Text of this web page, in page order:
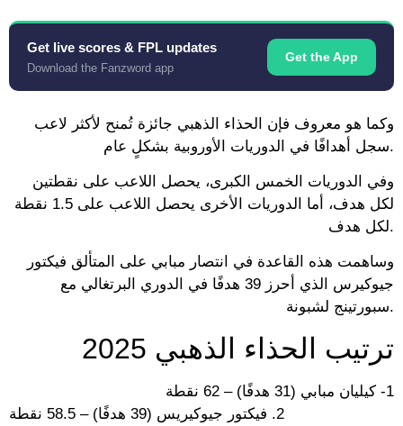
Get live scores & FPL updates
Download the Fanzword app
Get the App
وكما هو معروف فإن الحذاء الذهبي جائزة تُمنح لأكثر لاعب
سجل أهدافًا في الدوريات الأوروبية بشكلٍ عام.
وفي الدوريات الخمس الكبرى، يحصل اللاعب على نقطتين
لكل هدف، أما الدوريات الأخرى يحصل اللاعب على 1.5 نقطة
لكل هدف.
وساهمت هذه القاعدة في انتصار مبابي على المتألق فيكتور
جيوكيرس الذي أحرز 39 هدفًا في الدوري البرتغالي مع
سبورتينج لشبونة.
ترتيب الحذاء الذهبي 2025
1- كيليان مبابي (31 هدفًا) – 62 نقطة
2. فيكتور جيوكيريس (39 هدفًا) – 58.5 نقطة